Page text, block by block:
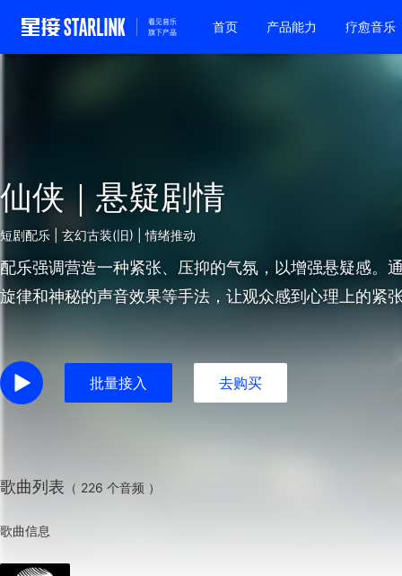
首页 产品能力 疗愈音乐
仙侠｜悬疑剧情
短剧配乐 | 玄幻古装(旧) | 情绪推动
配乐强调营造一种紧张、压抑的气氛，以增强悬疑感。
旋律和神秘的声音效果等手法，让观众感到心理上的紧
批量接入 去购买
歌曲列表 （ 226 个音频 ）
歌曲信息